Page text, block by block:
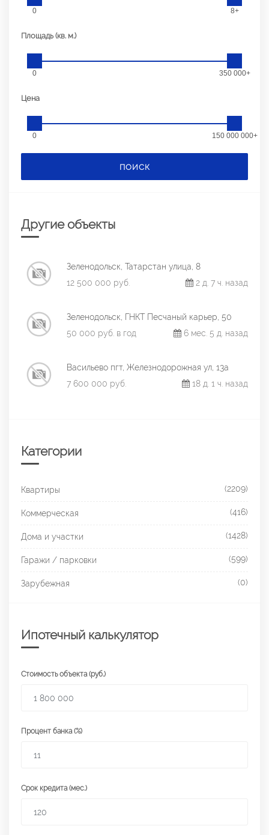
0 8+
Площадь (кв. м.)
0 350 000+
Цена
0 150 000 000+
ПОИСК
Другие объекты
Зеленодольск, Татарстан улица, 8
12 500 000 руб.
2 д. 7 ч. назад
Зеленодольск, ГНКТ Песчаный карьер, 50
50 000 руб. в год
6 мес. 5 д. назад
Васильево пгт, Железнодорожная ул, 13а
7 600 000 руб.
18 д. 1 ч. назад
Категории
Квартиры (2209)
Коммерческая (416)
Дома и участки (1428)
Гаражи / парковки (599)
Зарубежная (0)
Ипотечный калькулятор
Стоимость объекта (руб.)
Процент банка (%)
Срок кредита (мес.)